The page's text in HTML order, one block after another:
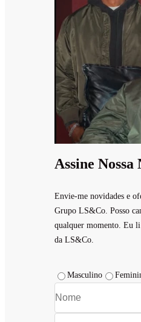
Assine
Envie-me novidades e
Grupo LS&Co. Posso
qualquer momento. Eu
da LS&Co.
Masculino